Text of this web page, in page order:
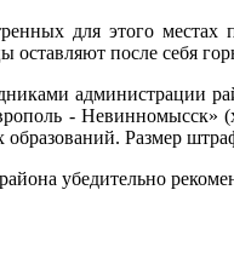
для этого
оставляют после себя
администрации
-
Размер
убедительно